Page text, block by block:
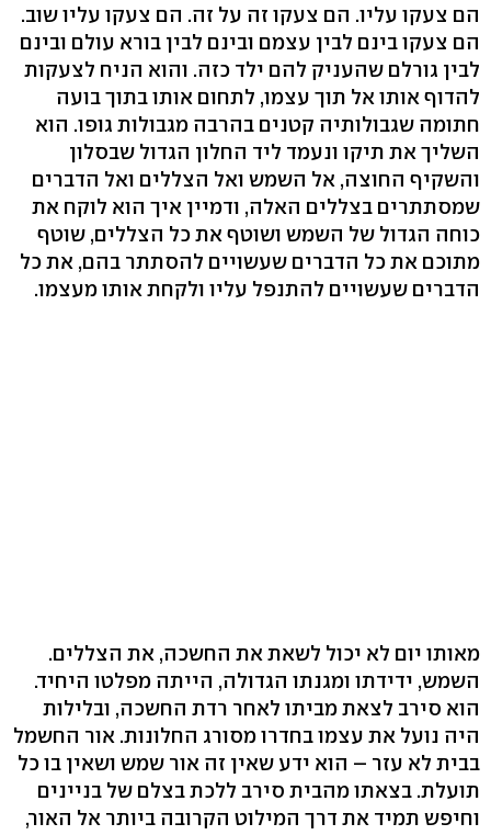
הם צעקו עליו. הם צעקו זה על זה. הם צעקו עליו שוב.
הם צעקו בינם לבין עצמם ובינם לבין בורא עולם ובינם
לבין גורלם שהעניק להם ילד כזה. והוא הניח לצעקות
להדוף אותו אל תוך עצמו, לתחום אותו בתוך בועה
חתומה שגבולותיה קטנים בהרבה מגבולות גופו. הוא
השליך את תיקו ונעמד ליד החלון הגדול שבסלון
והשקיף החוצה, אל השמש ואל הצללים ואל הדברים
שמסתתרים בצללים האלה, ודמיין איך הוא לוקח את
כוחה הגדול של השמש ושוטף את כל הצללים, שוטף
מתוכם את כל הדברים שעשויים להסתתר בהם, את כל
הדברים שעשויים להתנפל עליו ולקחת אותו מעצמו.
מאותו יום לא יכול לשאת את החשכה, את הצללים.
השמש, ידידתו ומגנתו הגדולה, הייתה מפלטו היחיד.
הוא סירב לצאת מביתו לאחר רדת החשכה, ובלילות
היה נועל את עצמו בחדרו מסורג החלונות. אור החשמל
בבית לא עזר – הוא ידע שאין זה אור שמש ושאין בו כל
תועלת. בצאתו מהבית סירב ללכת בצלם של בניינים
וחיפש תמיד את דרך המילוט הקרובה ביותר אל האור,